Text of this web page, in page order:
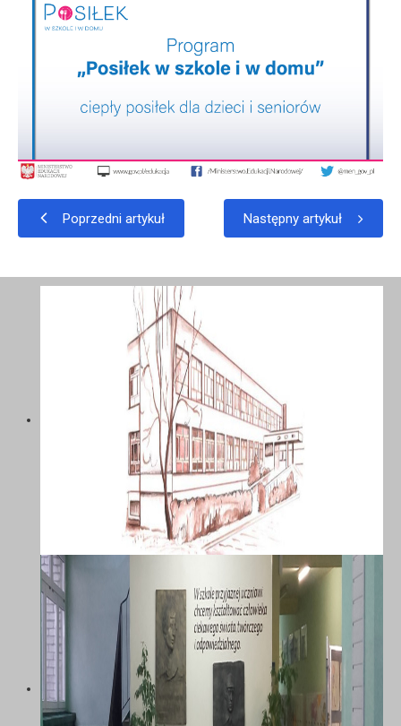
Poprzedni artykuł Następny artykuł
SZKOŁA PODSTAWOWA NR 58 Z
ODDZIAŁAMI INTEGRACYJNYMI IM.
MARII DĄBROWSKIEJ W
KATOWICACH